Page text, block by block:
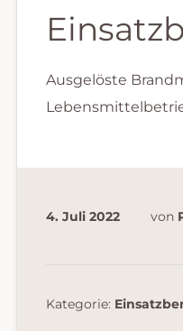
Ausgelöste
4. Juli 2022 von
Kategorie: